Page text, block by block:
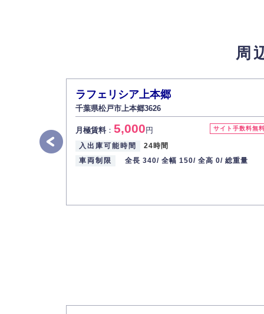
お客様ご本人から自己の個人情報開示の請
また、個人情報の内容に誤りがあり、ご本
6.個人情報管理の社内教育
弊社社員全員が、個人情報の取り扱いにつ
株式会社ミコト
代表取締役社長 野口 幸男
周
ラフェリシア上本郷
千葉県松戸市上本郷3626
サイト手数料無
月極賃料： 5,000円
入出庫可能時間
24時間
車両制限
全長 340/ 全幅 150/ 全高 0/ 総重量